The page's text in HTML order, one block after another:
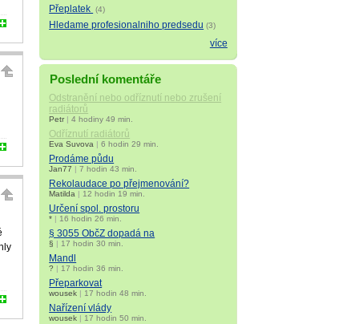
Přeplatek (4)
Hledame profesionalniho predsedu (3)
více
Poslední komentáře
Odstranění nebo odříznutí nebo zrušení
radiátorů
Petr|4 hodiny 49 min.
Odříznutí radiátorů
Eva Suvova |6 hodin 29 min.
Prodáme půdu
Jan77 |7 hodin 43 min.
Rekolaudace po přejmenování?
Matilda | 12 hodin 19 min.
Určení spol. prostoru
* | 16 hodin 26 min.
§ 3055 ObčZ dopadá na
§ | 17 hodin 30 min.
Mandl
? | 17 hodin 36 min.
Přeparkovat
wousek | 17 hodin 48 min.
Nařízení vlády
wousek | 17 hodin 50 min.